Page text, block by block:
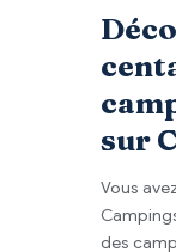
sur
Vous
des